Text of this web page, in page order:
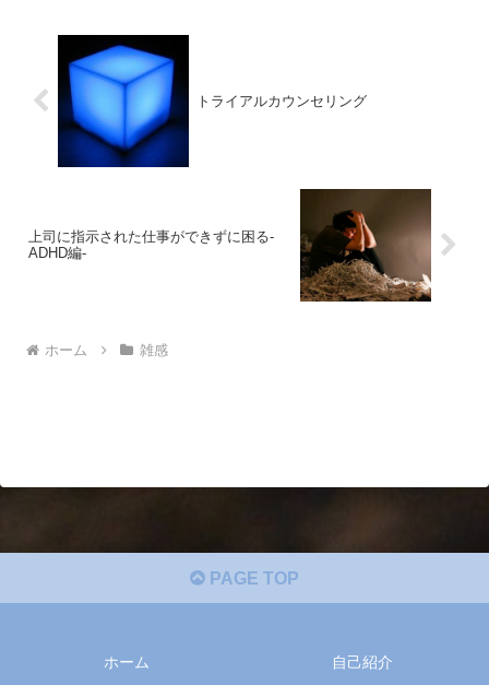
トライアルカウンセリング
上司に指示された仕事ができずに困る-
ADHD編-
ホーム 雑感
PAGE TOP
ホーム
自己紹介